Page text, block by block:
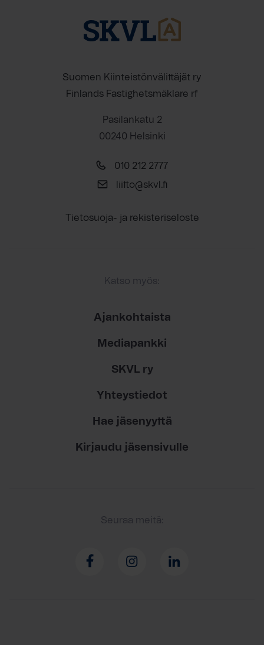
Suomen Kiinteistönvälittäjät ry
Finlands Fastighetsmäklare rf
Pasilankatu 2
00240 Helsinki
010 212 2777
liitto@skvl.fi
Tietosuoja- ja rekisteriseloste
Katso myös:
Ajankohtaista
Mediapankki
SKVL ry
Yhteystiedot
Hae jäsenyyttä
Kirjaudu jäsensivulle
Seuraa meitä: